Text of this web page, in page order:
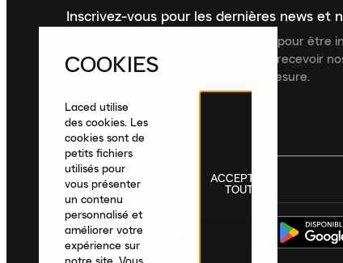
Inscrivez-vous pour les dernières news et
Inscrivez-vous à la newsletter Laced pour être
dernières nouveautés, collections et recevoir
recommandations de produits sur mesure.
France|Français
COOKIES
Laced utilise
des cookies. Les
cookies sont de
petits fichiers
utilisés pour
vous présenter
un contenu
personnalisé et
améliorer votre
expérience sur
ACCEPTER
TOUT